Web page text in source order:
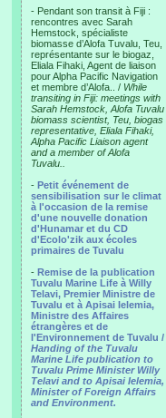
- Pendant son transit à Fiji :
rencontres avec Sarah
Hemstock, spécialiste
biomasse d’Alofa Tuvalu, Teu,
représentante sur le biogaz,
Eliala Fihaki, Agent de liaison
pour Alpha Pacific Navigation
et membre d’Alofa.. / While
transiting in Fiji: meetings with
Sarah Hemstock, Alofa Tuvalu
biomass scientist, Teu, biogas
representative, Eliala Fihaki,
Alpha Pacific Liaison agent
and a member of Alofa
Tuvalu..
- Petit événement de
sensibilisation sur le climat
à l'occasion de la remise
d'une nouvelle donation
d'Hunamar et du CD
d'Ecolo'zik aux écoles
primaires de Tuvalu
- Remise de la publication
Tuvalu Marine Life à Willy
Telavi, Premier Ministre de
Tuvalu et à Apisai Ielemia,
Ministre des Affaires
étrangères et de
l'Environnement de Tuvalu /
Handing of the Tuvalu
Marine Life publication to
Tuvalu Prime Minister Willy
Telavi and to Apisai Ielemia,
Minister of Foreign Affairs
and Environment.